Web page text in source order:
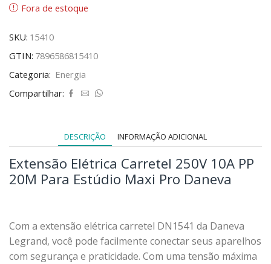
Fora de estoque
SKU: 15410
GTIN: 7896586815410
Categoria: Energia
Compartilhar:
DESCRIÇÃO INFORMAÇÃO ADICIONAL
Extensão Elétrica Carretel 250V 10A PP
20M Para Estúdio Maxi Pro Daneva
Com a extensão elétrica carretel DN1541 da Daneva
Legrand, você pode facilmente conectar seus aparelhos
com segurança e praticidade. Com uma tensão máxima